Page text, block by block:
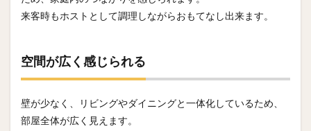
来客時もホストとして調理しながらおもてなし出来ます。
空間が広く感じられる
壁が少なく、リビングやダイニングと一体化しているため、
部屋全体が広く見えます。